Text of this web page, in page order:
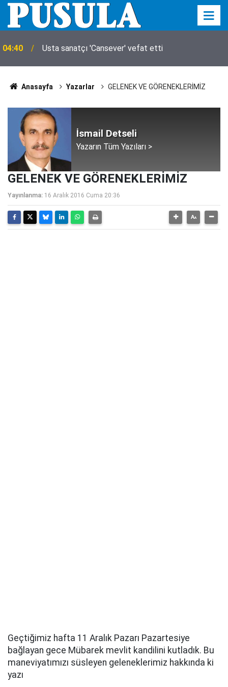
04:40 Usta sanatçı 'Cansever' vefat etti
Anasayfa Yazarlar GELENEK VE GÖRENEKLERİMİZ
İsmail Detseli
Yazarın Tüm Yazıları >
GELENEK VE GÖRENEKLERİMİZ
Yayınlanma: 16 Aralık 2016 Cuma 20:36
Geçtiğimiz hafta 11 Aralık Pazarı Pazartesiye
bağlayan gece Mübarek mevlit kandilini kutladık. Bu
maneviyatımızı süsleyen geleneklerimiz hakkında ki
yazı